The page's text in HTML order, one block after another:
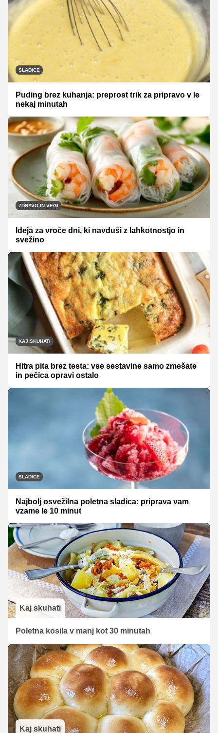
SLADICE
Puding brez kuhanja: preprost trik za pripravo v le
nekaj minutah
ZDRAVO IN VEGI
Ideja za vroče dni, ki navduši z lahkotnostjo in
svežino
KAJ SKUHATI
Hitra pita brez testa: vse sestavine samo zmešate
in pečica opravi ostalo
SLADICE
Najbolj osvežilna poletna sladica: priprava vam
vzame le 10 minut
Kaj skuhati
Poletna kosila v manj kot 30 minutah
Kaj skuhati